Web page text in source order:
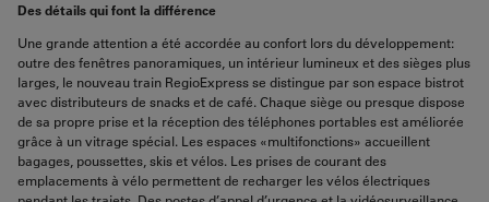
Des détails qui font la différence
Une grande attention a été accordée au confort lors du développement:
outre des fenêtres panoramiques, un intérieur lumineux et des sièges plus
larges, le nouveau train RegioExpress se distingue par son espace bistrot
avec distributeurs de snacks et de café. Chaque siège ou presque dispose
de sa propre prise et la réception des téléphones portables est améliorée
grâce à un vitrage spécial. Les espaces «multifonctions» accueillent
bagages, poussettes, skis et vélos. Les prises de courant des
emplacements à vélo permettent de recharger les vélos électriques